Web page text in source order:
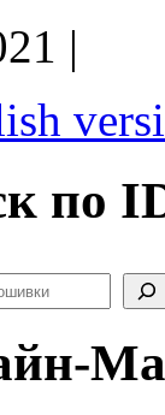
|
по